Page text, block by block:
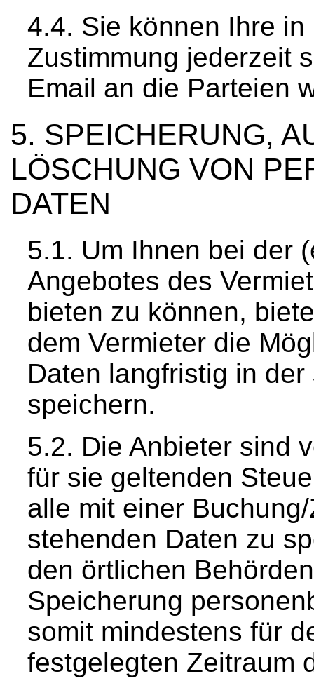
Sie können Ihre
Zustimmung jederzeit
Email an die Parteien
SPEICHERUNG,
LÖSCHUNG VON
DATEN
Um Ihnen bei der
Angebotes des
bieten zu können,
dem Vermieter die
Daten langfristig in
speichern.
Die Anbieter sind
für sie geltenden
alle mit einer
stehenden Daten zu
den örtlichen
Speicherung
somit mindestens für
festgelegten Zeitraum